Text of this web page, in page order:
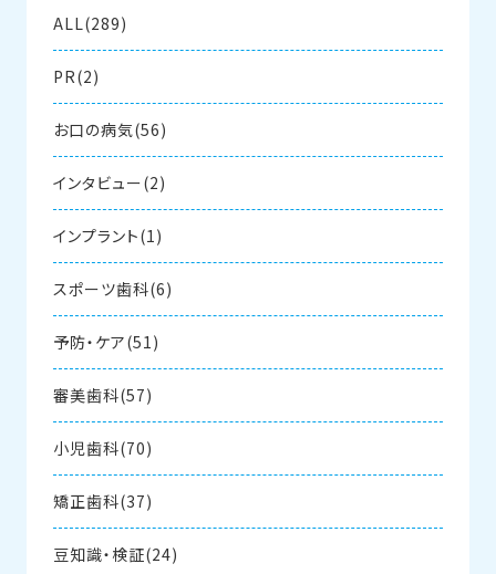
ALL(289)
PR(2)
お口の病気(56)
インタビュー(2)
インプラント(1)
スポーツ歯科(6)
予防・ケア(51)
審美歯科(57)
小児歯科(70)
矯正歯科(37)
豆知識・検証(24)